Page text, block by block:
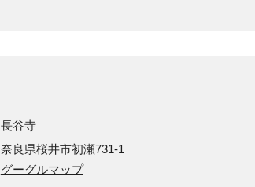
長谷寺
奈良県桜井市初瀬731-1
グーグルマップ